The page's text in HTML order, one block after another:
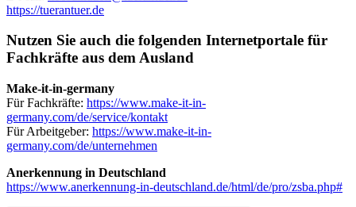
https://tuerantuer.de
Nutzen Sie auch die folgenden Internetportale für
Fachkräfte aus dem Ausland
Make-it-in-germany
Für Fachkräfte: https://www.make-it-in-
germany.com/de/service/kontakt
Für Arbeitgeber: https://www.make-it-in-
germany.com/de/unternehmen
Anerkennung in Deutschland
https://www.anerkennung-in-deutschland.de/html/de/pro/zsba.php#